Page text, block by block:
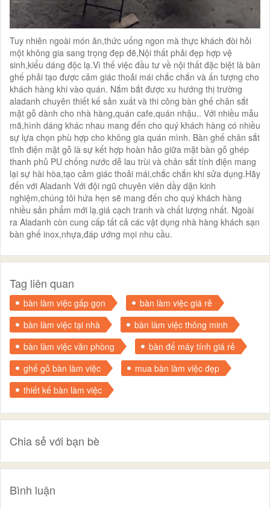
Tuy nhiên ngoài món ăn,thức uống ngon mà thực khách đòi hỏi
một không gia sang trọng đẹp đẽ,Nội thất phải đẹp hợp vệ
sinh,kiểu dáng độc lạ.Vì thế việc đầu tư về nội thất đặc biệt là bàn
ghế phải tạo được cảm giác thoải mái chắc chắn và ấn tượng cho
khách hàng khi vào quán. Nắm bắt được xu hướng thị trường
aladanh chuyên thiết kế sản xuất và thi công bàn ghế chân sắt
mặt gỗ dành cho nhà hàng,quán cafe,quán nhậu.. Với nhiều mẫu
mã,hình dáng khác nhau mang đến cho quý khách hàng có nhiều
sự lựa chọn phù hợp cho không gia quán mình. Bàn ghế chân sắt
tĩnh điện mặt gỗ là sự kết hợp hoàn hảo giữa mặt bàn gỗ ghép
thanh phủ PU chống nước dễ lau trùi và chân sắt tính điện mang
lại sự hài hòa,tạo cảm giác thoải mái,chắc chắn khi sửa dụng.Hãy
đến với Aladanh Với đội ngũ chuyên viên dầy dặn kinh
nghiệm,chúng tôi hứa hẹn sẽ mang đến cho quý khách hàng
nhiều sản phẩm mới lạ.giá cạch tranh và chất lượng nhất. Ngoài
ra Aladanh còn cung cấp tất cả các vật dụng nhà hàng khách sạn
bàn ghế inox,nhựa,đáp ướng mọi nhu cầu.
Tag liên quan
bàn làm việc gấp gọn
bàn làm việc giá rẻ
bàn làm việc tại nhà
bàn làm việc thông minh
bàn làm việc văn phòng
bàn để máy tính giá rẻ
ghế gỗ bàn làm việc
mua bàn làm việc đẹp
thiết kế bàn làm việc
Chia sẻ với bạn bè
Bình luận